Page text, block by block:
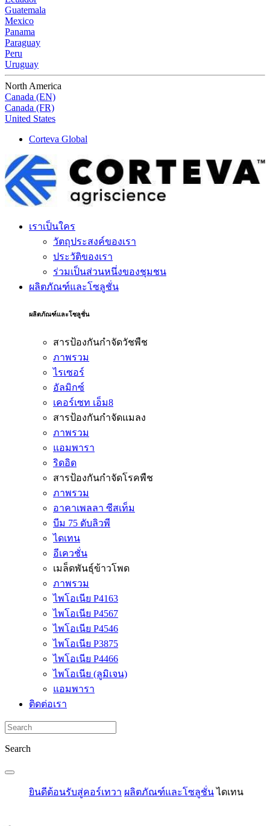
Guatemala
Mexico
Panama
Paraguay
Peru
Uruguay
North America
Canada (EN)
Canada (FR)
United States
Corteva Global
เราเป็นใคร
วัตถุประสงค์ของเรา
ประวัติของเรา
ร่วมเป็นส่วนหนึ่งของชุมชน
ผลิตภัณฑ์และโซลูชั่น
ผลิตภัณฑ์และโซลูชั่น
สารป้องกันกำจัดวัชพืช
ภาพรวม
ไรเซอร์
อัลมิกซ์
เคอร์เซท เอ็ม8
สารป้องกันกำจัดแมลง
ภาพรวม
แอมพารา
ริดอิด
สารป้องกันกำจัดโรคพืช
ภาพรวม
อาคาเพลลา ซีสเท็ม
บีม 75 ดับลิวพี
ไดเทน
อีเควชั่น
เมล็ดพันธุ์ข้าวโพด
ภาพรวม
ไพโอเนีย P4163
ไพโอเนีย P4567
ไพโอเนีย P4546
ไพโอเนีย P3875
ไพโอเนีย P4466
ไพโอเนีย (ลูมิเจน)
แอมพารา
ติดต่อเรา
Search
ยินดีต้อนรับสู่คอร์เทวา ผลิตภัณฑ์และโซลูชั่น ไดเทน